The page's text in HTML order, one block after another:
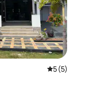
คะแนนเฉลี่ย 5 จา
5 (5)